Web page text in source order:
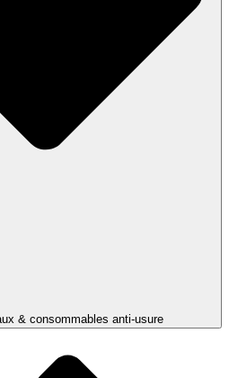
& consommables anti-usure